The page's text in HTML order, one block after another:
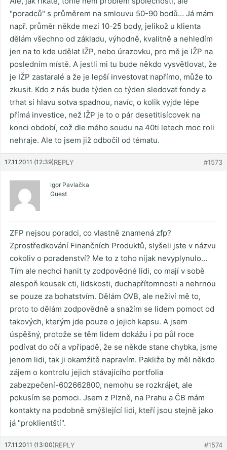
"poradců" s průměrem na smlouvu 50-90 bodů… Já mám
např. průměr někde mezi 10-25 body, jelikož u klienta
dělám všechno od základu, výhodně, kvalitně a nehledím
jen na to kde udělat IŽP, nebo úrazovku, pro mě je IŽP na
posledním místě. A jestli mi tu bude někdo vysvětlovat, že
je IŽP zastaralé a že je lepší investovat napřímo, může to
zkusit. Kdo z nás bude týden co týden sledovat fondy a
trhat si hlavu sotva spadnou, navíc, o kolik vyjde lépe
přímá investice, než IŽP je to o pár desetitisícovek na
konci období, což dle mého soudu na 40ti letech moc roli
nehraje. Ale to jsem již odbočil od tématu.
17.11.2011 (12:39) #1573
REPLY
Igor Pavlačka
Guest
ZFP nejsou poradci, co vlastně znamená zfp?
Zprostředkování Finančních Produktů, slyšeli jste v názvu
cokoliv o poradenství? Me to z toho nijak nevyplynulo…
Tím ale nechci hanit ty zodpovědné lidi, co mají v sobě
alespoň kousek cti, lidskosti, duchapřítomnosti a nehrnou
se pouze za bohatstvím. Dělám OVB, ale neživí mě to,
proto to dělám zodpovědně a snažím se lidem pomoct od
takových, kterým jde pouze o jejich kapsu. A jsem
úspěšný, protože se těm lidem dokážu i po půl roce
podívat do očí a vpřípadě, že se někde stane chybka, jsme
jenom lidi, tak ji okamžitě napravím. Pakliže by měl někdo
zájem o kontrolu jejich stávajícího portfolia
zabezpečení-602662800, nemohu se rozkrájet, ale
pokusím se pomoci. Jsem z Plzně, na Prahu a ČB mám
kontakty na podobně smýšlející lidi, kteří jsou stejně jako
já "proklientští".
17.11.2011 (13:00) #1574
REPLY